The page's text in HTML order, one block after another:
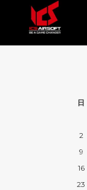
日
2
9
16
23